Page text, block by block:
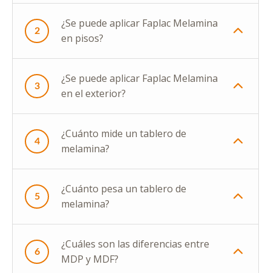
2
¿Se puede aplicar Faplac Melamina
en pisos?
3
¿Se puede aplicar Faplac Melamina
en el exterior?
4
¿Cuánto mide un tablero de
melamina?
5
¿Cuánto pesa un tablero de
melamina?
6
¿Cuáles son las diferencias entre
MDP y MDF?